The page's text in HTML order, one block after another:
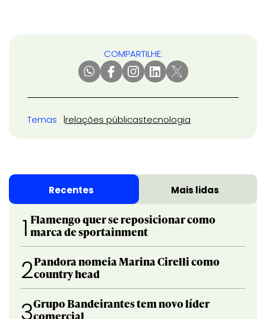
COMPARTILHE:
Temas relações públicastecnologia
Recentes Mais lidas
1 Flamengo quer se reposicionar como
marca de sportainment
2Pandora nomeia Marina Cirelli como
country head
3Grupo Bandeirantes tem novo líder
comercial